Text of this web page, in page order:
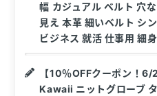
幅 カジュアル ベルト 穴
見え 本革 細いベルト シ
ビジネス 就活 仕事用 細
【10％OFFクーポン！
Kawaii ニットグローブ